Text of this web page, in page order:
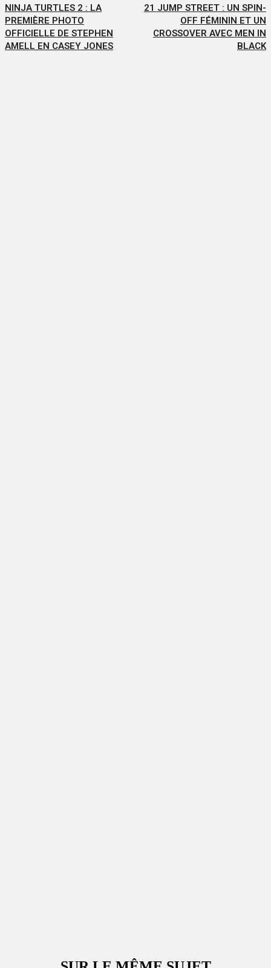
NINJA TURTLES 2 : LA
PREMIÈRE PHOTO
OFFICIELLE DE STEPHEN
AMELL EN CASEY JONES
21 JUMP STREET : UN SPIN-
OFF FÉMININ ET UN
CROSSOVER AVEC MEN IN
BLACK